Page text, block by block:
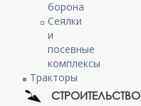
борона
Сеялки
и
посевные
комплексы
Тракторы
СТРОИТЕЛЬСТВО